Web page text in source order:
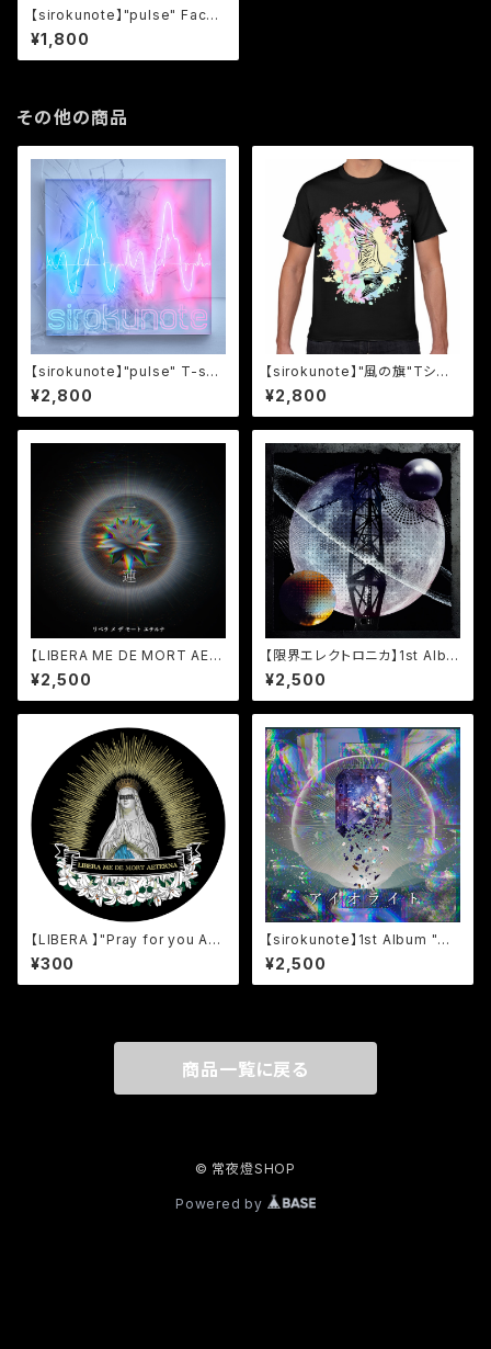
【sirokunote】"pulse" Face
Towel
¥1,800
その他の商品
【sirokunote】"pulse" T-shir
ts White
¥2,800
【sirokunote】"風の旗"Tシャ
ツ
¥2,800
【LIBERA ME DE MORT AET
ERNA】1st EP"一蓮"
¥2,500
【限界エレクトロニカ】1st Albu
m"[L-0]Sequence"
¥2,500
【LIBERA 】"Pray for you Am
en" Logo Sticker
¥300
【sirokunote】1st Album "ア
イオライト"
¥2,500
商品一覧に戻る
© 常夜燈SHOP
Powered by